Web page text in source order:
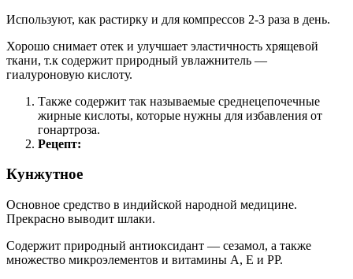
Используют, как растирку и для компрессов 2-3 раза в день.
Хорошо снимает отек и улучшает эластичность хрящевой
ткани, т.к содержит природный увлажнитель —
гиалуроновую кислоту.
Также содержит так называемые среднецепочечные
жирные кислоты, которые нужны для избавления от
гонартроза.
Рецепт:
Кунжутное
Основное средство в индийской народной медицине.
Прекрасно выводит шлаки.
Содержит природный антиоксидант — сезамол, а также
множество микроэлементов и витамины А, Е и РР.